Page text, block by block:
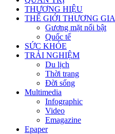
THƯƠNG HIỆU
THẾ GIỚI THƯƠNG GIA
Gương mặt nổi bật
Quốc tế
SỨC KHỎE
TRẢI NGHIỆM
Du lịch
Thời trang
Đời sống
Multimedia
Infographic
Video
Emagazine
Epaper